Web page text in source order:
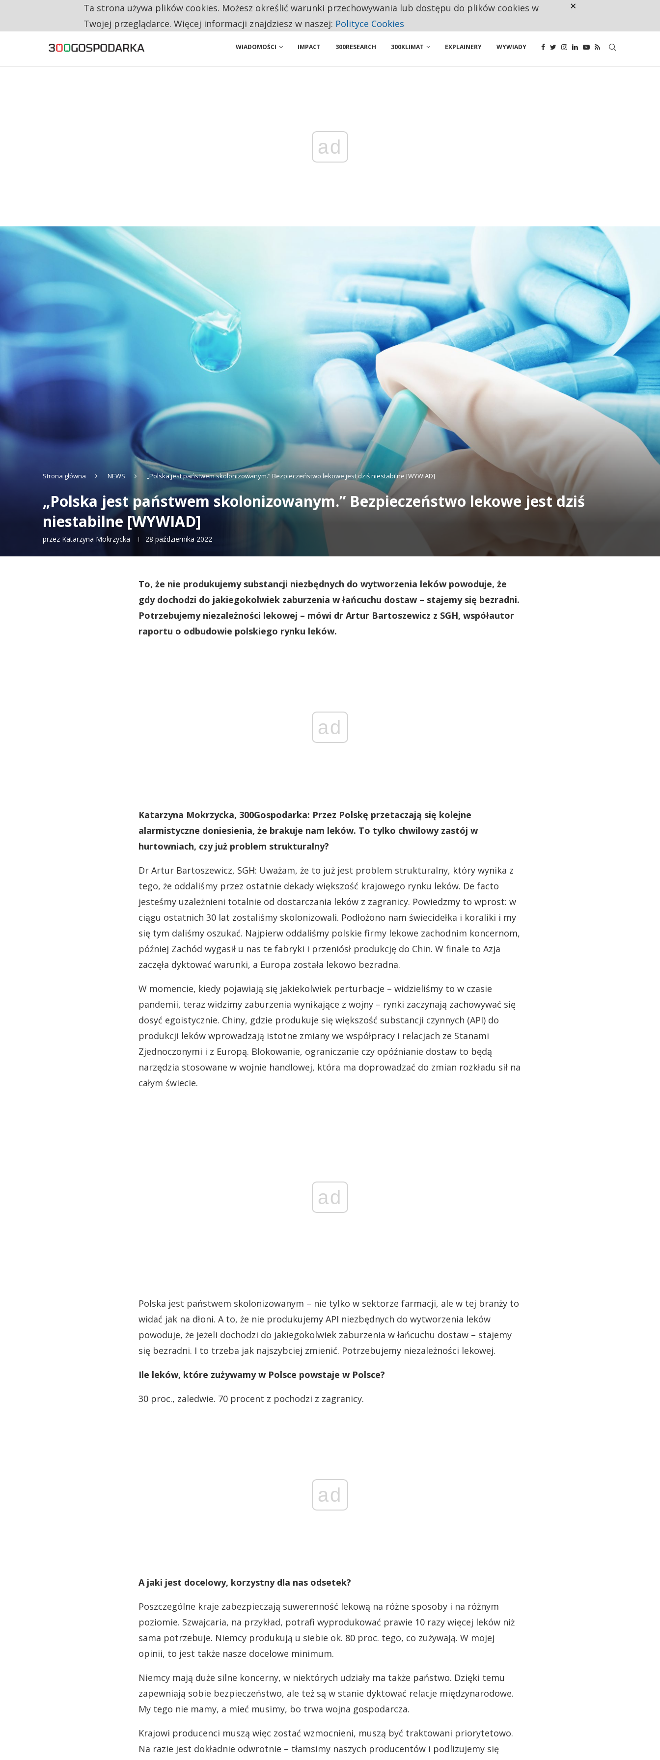
RESTRYKCJE CHIN UDERZAJĄ W EUROPEJSKI PRZEMYSŁ. NA LIŚCIE SĄ DWA PODMIOTY Z POLSKI
WIADOMOŚCI IMPACT 300RESEARCH 300KLIMAT EXPLAINERY WYWIADY
ad
Strona główna NEWS „Polska jest państwem skolonizowanym.” Bezpieczeństwo lekowe jest dziś niestabilne [WYWIAD]
„Polska jest państwem skolonizowanym.” Bezpieczeństwo lekowe jest dziś
niestabilne [WYWIAD]
przez Katarzyna Mokrzycka 28 października 2022
To, że nie produkujemy substancji niezbędnych do wytworzenia leków powoduje, że
gdy dochodzi do jakiegokolwiek zaburzenia w łańcuchu dostaw – stajemy się bezradni.
Potrzebujemy niezależności lekowej – mówi dr Artur Bartoszewicz z SGH, współautor
raportu o odbudowie polskiego rynku leków.
ad
Katarzyna Mokrzycka, 300Gospodarka: Przez Polskę przetaczają się kolejne
alarmistyczne doniesienia, że brakuje nam leków. To tylko chwilowy zastój w
hurtowniach, czy już problem strukturalny?
Dr Artur Bartoszewicz, SGH: Uważam, że to już jest problem strukturalny, który wynika z
tego, że oddaliśmy przez ostatnie dekady większość krajowego rynku leków. De facto
jesteśmy uzależnieni totalnie od dostarczania leków z zagranicy. Powiedzmy to wprost: w
ciągu ostatnich 30 lat zostaliśmy skolonizowali. Podłożono nam świecidełka i koraliki i my
się tym daliśmy oszukać. Najpierw oddaliśmy polskie firmy lekowe zachodnim koncernom,
później Zachód wygasił u nas te fabryki i przeniósł produkcję do Chin. W finale to Azja
zaczęła dyktować warunki, a Europa została lekowo bezradna.
W momencie, kiedy pojawiają się jakiekolwiek perturbacje – widzieliśmy to w czasie
pandemii, teraz widzimy zaburzenia wynikające z wojny – rynki zaczynają zachowywać się
dosyć egoistycznie. Chiny, gdzie produkuje się większość substancji czynnych (API) do
produkcji leków wprowadzają istotne zmiany we współpracy i relacjach ze Stanami
Zjednoczonymi i z Europą. Blokowanie, ograniczanie czy opóźnianie dostaw to będą
narzędzia stosowane w wojnie handlowej, która ma doprowadzać do zmian rozkładu sił na
całym świecie.
ad
Polska jest państwem skolonizowanym – nie tylko w sektorze farmacji, ale w tej branży to
widać jak na dłoni. A to, że nie produkujemy API niezbędnych do wytworzenia leków
powoduje, że jeżeli dochodzi do jakiegokolwiek zaburzenia w łańcuchu dostaw – stajemy
się bezradni. I to trzeba jak najszybciej zmienić. Potrzebujemy niezależności lekowej.
Ile leków, które zużywamy w Polsce powstaje w Polsce?
30 proc., zaledwie. 70 procent z pochodzi z zagranicy.
ad
A jaki jest docelowy, korzystny dla nas odsetek?
Poszczególne kraje zabezpieczają suwerenność lekową na różne sposoby i na różnym
poziomie. Szwajcaria, na przykład, potrafi wyprodukować prawie 10 razy więcej leków niż
sama potrzebuje. Niemcy produkują u siebie ok. 80 proc. tego, co zużywają. W mojej
opinii, to jest także nasze docelowe minimum.
Niemcy mają duże silne koncerny, w niektórych udziały ma także państwo. Dzięki temu
zapewniają sobie bezpieczeństwo, ale też są w stanie dyktować relacje międzynarodowe.
My tego nie mamy, a mieć musimy, bo trwa wojna gospodarcza.
Krajowi producenci muszą więc zostać wzmocnieni, muszą być traktowani priorytetowo.
Na razie jest dokładnie odwrotnie – tłamsimy naszych producentów i podlizujemy się
Ta strona używa plików cookies. Możesz określić warunki przechowywania lub dostępu do plików cookies w
Twojej przeglądarce. Więcej informacji znajdziesz w naszej: Polityce Cookies
×